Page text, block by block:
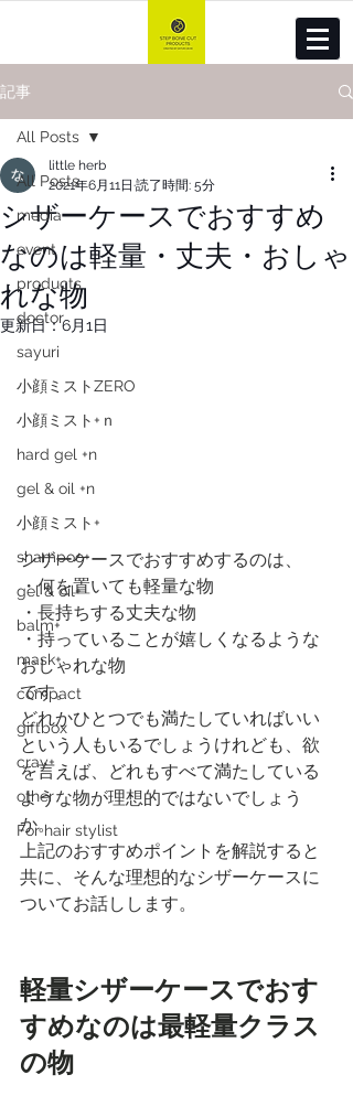
記事
All Posts
media
event
products
doctor
sayuri
小顔ミストZERO
小顔ミスト+ｎ
hard gel +n
gel & oil +n
小顔ミスト+
shampoo+
gel & oil+
balm+
mask+
compact
giftbox
cray+
other
For hair stylist
All Posts
シザーケースでおすすめ
なのは軽量・丈夫・おしゃ
れな物
little herb
2021年6月11日 読了時間: 5分
更新日：6月1日
シザーケースでおすすめするのは、
・何を置いても軽量な物
・長持ちする丈夫な物
・持っていることが嬉しくなるような
おしゃれな物
です。
どれかひとつでも満たしていればいい
という人もいるでしょうけれども、欲
を言えば、どれもすべて満たしている
ような物が理想的ではないでしょう
か。
上記のおすすめポイントを解説すると
共に、そんな理想的なシザーケースに
ついてお話しします。
軽量シザーケースでおす
すめなのは最軽量クラス
の物